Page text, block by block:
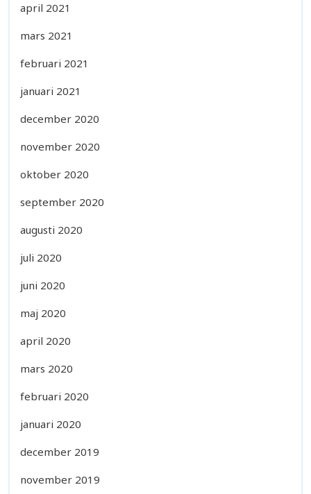
april 2021
mars 2021
februari 2021
januari 2021
december 2020
november 2020
oktober 2020
september 2020
augusti 2020
juli 2020
juni 2020
maj 2020
april 2020
mars 2020
februari 2020
januari 2020
december 2019
november 2019